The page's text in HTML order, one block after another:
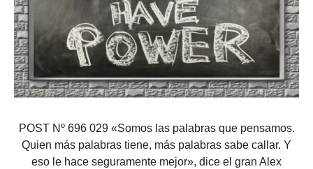
POST Nº 696 029 «Somos las palabras que pensamos.
Quien más palabras tiene, más palabras sabe callar. Y
eso le hace seguramente mejor», dice el gran Alex